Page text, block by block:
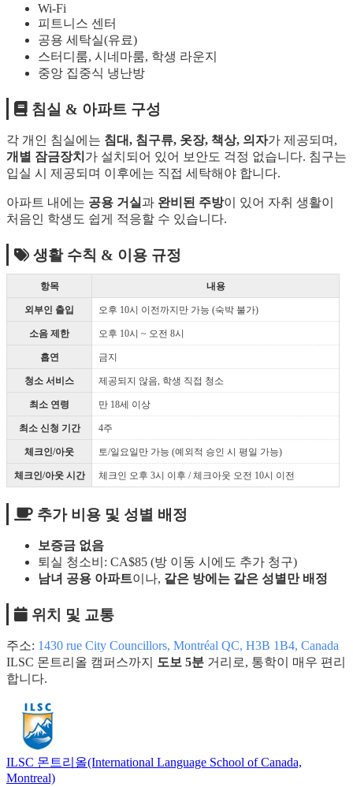
Wi-Fi
피트니스 센터
공용 세탁실(유료)
스터디룸, 시네마룸, 학생 라운지
중앙 집중식 냉난방
침실 & 아파트 구성
각 개인 침실에는 침대, 침구류, 옷장, 책상, 의자가 제공되며,
개별 잠금장치 가 설치되어 있어 보안도 걱정 없습니다. 침구는
입실 시 제공되며 이후에는 직접 세탁해야 합니다.
아파트 내에는 공용 거실과 완비된 주방이 있어 자취 생활이
처음인 학생도 쉽게 적응할 수 있습니다.
생활 수칙 & 이용 규정
항목 내용
외부인 출입 오후 10시 이전까지만 가능 (숙박 불가)
소음 제한 오후 10시 ~ 오전 8시
흡연 금지
청소 서비스 제공되지 않음, 학생 직접 청소
최소 연령 만 18세 이상
최소 신청 기간 4주
체크인/아웃 토/일요일만 가능 (예외적 승인 시 평일 가능)
체크인/아웃 시간 체크인 오후 3시 이후 / 체크아웃 오전 10시 이전
추가 비용 및 성별 배정
보증금 없음
퇴실 청소비: CA$85 (방 이동 시에도 추가 청구)
남녀 공용 아파트이나, 같은 방에는 같은 성별만 배정
위치 및 교통
주소: 1430 rue City Councillors, Montréal QC, H3B 1B4, Canada
ILSC 몬트리올 캠퍼스까지 도보 5분 거리로, 통학이 매우 편리
합니다.
ILSC 몬트리올(International Language School of Canada,
Montreal)